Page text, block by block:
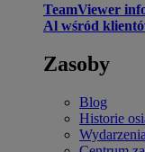
TeamViewer
Al wśród
Zasoby
Blog
Historie